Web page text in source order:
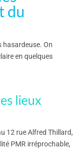
du
hasardeuse. On
en quelques
lieux
12 rue Alfred Thillard,
PMR irréprochable,